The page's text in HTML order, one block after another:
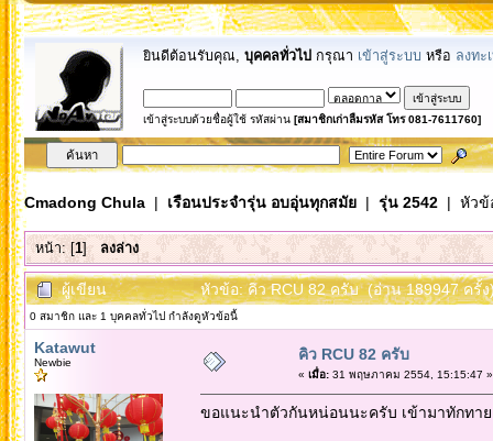
ยินดีต้อนรับคุณ, บุคคลทั่วไป กรุณา เข้าสู่ระบบ หรือ ลงทะ
เข้าสู่ระบบด้วยชื่อผู้ใช้ รหัสผ่าน [สมาชิกเก่าลืมรหัส โทร 081-7611760]
Cmadong Chula| เรือนประจำรุ่น อบอุ่นทุกสมัย| รุ่น 2542| หัวข้
หน้า: [1] ลงล่าง
ผู้เขียน หัวข้อ: คิว RCU 82 ครับ (อ่าน 189947 ครั้ง
0 สมาชิก และ 1 บุคคลทั่วไป กำลังดูหัวข้อนี้
Katawut
Newbie คิว RCU 82 ครับ
« เมื่อ:31 พฤษภาคม 2554, 15:15:47 »
ขอแนะนำตัวกันหน่อนนะครับ เข้ามาทักทาย